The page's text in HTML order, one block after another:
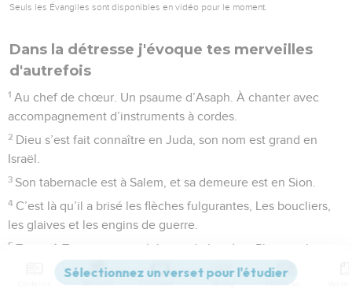
Seuls les Évangiles sont disponibles en vidéo pour le moment.
Dans la détresse j'évoque tes merveilles
d'autrefois
1 Au chef de chœur. Un psaume d’Asaph. À chanter avec
accompagnement d’instruments à cordes.
2 Dieu s’est fait connaître en Juda, son nom est grand en
Israël.
3 Son tabernacle est à Salem, et sa demeure est en Sion.
4 C’est là qu’il a brisé les flèches fulgurantes, Les boucliers,
les glaives et les engins de guerre.
5 Tu es, ô Tout-puissant, éclatant de lumière, Plus que les
monts des ravisseurs.
Versions Commentaires Strong